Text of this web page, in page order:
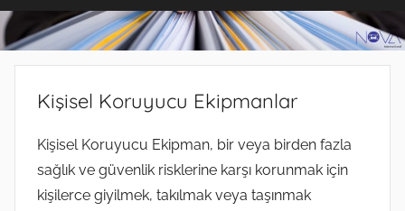
Hizmetleri
Kişisel Koruyucu Ekipmanlar
Kişisel Koruyucu Ekipman, bir veya birden fazla
sağlık ve güvenlik risklerine karşı korunmak için
kişilerce giyilmek, takılmak veya taşınmak